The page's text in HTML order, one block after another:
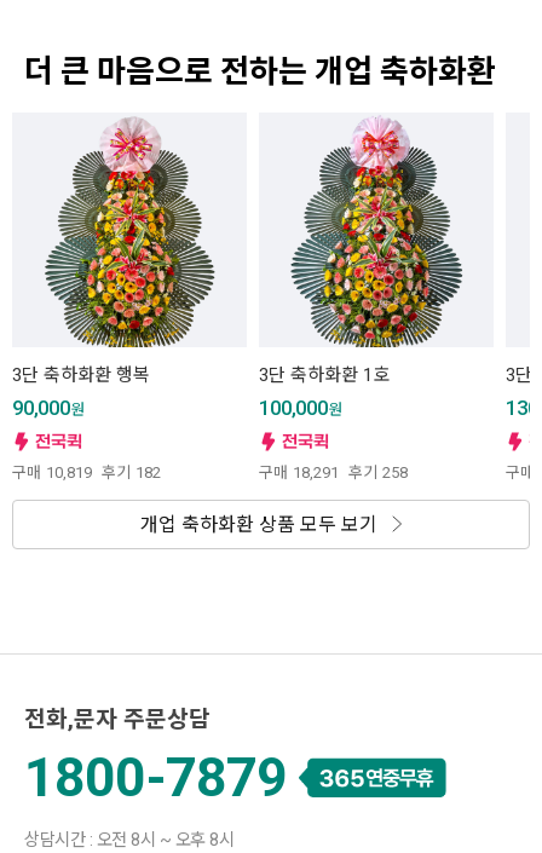
더 큰 마음으로 전하는 개업 축하화환
3단 축하화환 행복
90,000원
구매 10,819 후기 182
3단 축하화환 1호
100,000원
구매 18,291 후기 258
3단
구매
개업 축하화환 상품 모두 보기
전화,문자 주문상담
1800-7879
상담시간 : 오전 8시 ~ 오후 8시